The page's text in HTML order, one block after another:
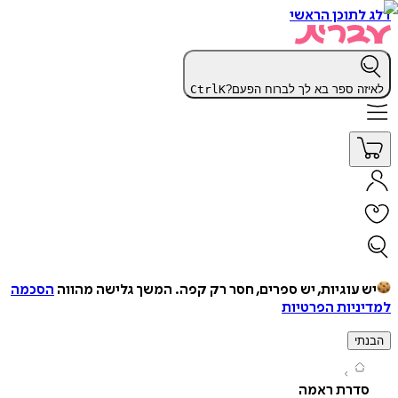
הראשי
ספר בא לך לברוח הפעם? CtrlK
עוגיות, יש ספרים, חסר רק קפה. המשך גלישה מהווההסכמה
הפרטיות
ראמה